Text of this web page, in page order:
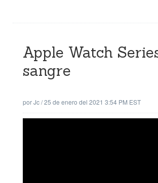
Apple Watch
sangre
porJc/25 de enero del 2021 3:54 PM EST